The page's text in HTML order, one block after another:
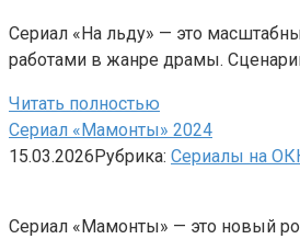
Сериал «На льду» — это
работами в жанре драмы.
Читать полностью
Сериал «Мамонты» 2024
15.03.2026Рубрика: Сериалы на
Сериал «Мамонты» — это новый